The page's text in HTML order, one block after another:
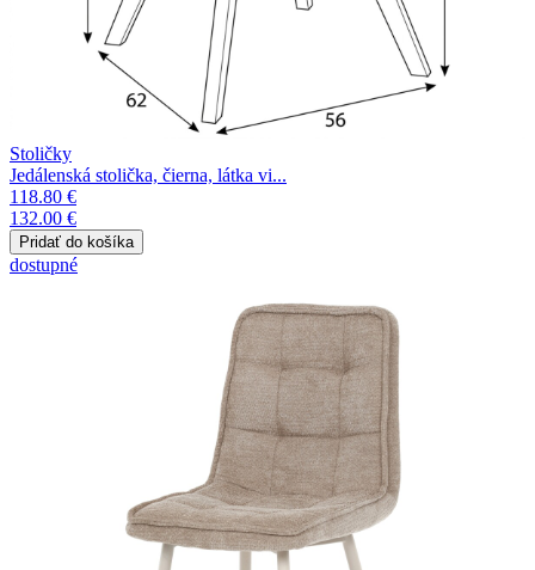
Stoličky
Jedálenská stolička, čierna, látka vi...
118.80 €
132.00 €
dostupné